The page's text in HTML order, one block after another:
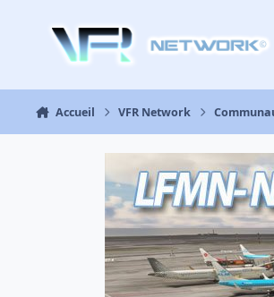
Accueil VFR Network